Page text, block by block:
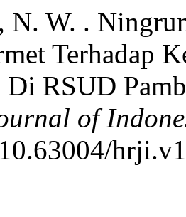
W. .
Terhadap
Di RSUD
of